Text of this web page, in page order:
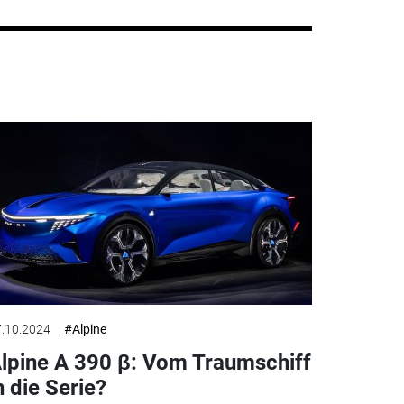
#Alpine
A 390 β: Vom Traumschiff
die Serie?